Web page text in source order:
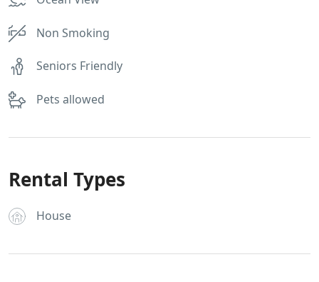
Non Smoking
Seniors Friendly
Pets allowed
Rental Types
House